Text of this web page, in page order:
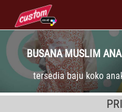
BUSANA MUSLIM
tersedia baju koko